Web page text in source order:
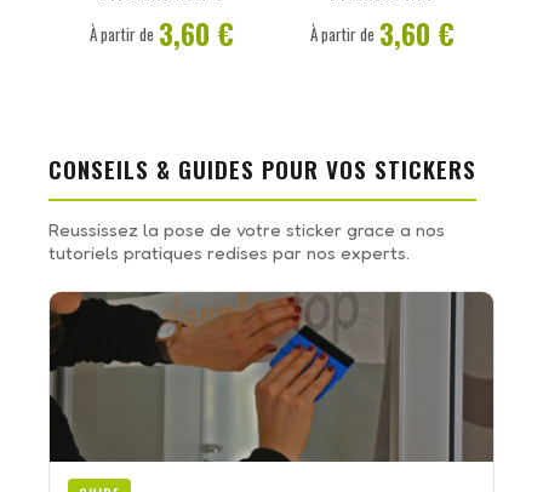
À partir de 3,60 € À partir de 3,60 €
CONSEILS & GUIDES POUR VOS STICKERS
Reussissez la pose de votre sticker grace a nos
tutoriels pratiques redises par nos experts.